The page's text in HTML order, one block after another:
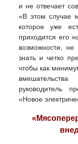
и не отвечает
«В этом случае
которое уже
приходится его
возможности,
знать и четко
чтобы как
руководитель
«Новое